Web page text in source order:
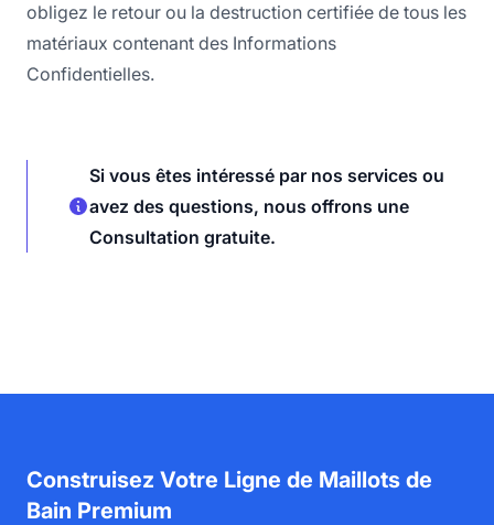
obligez le retour ou la destruction certifiée de tous les
matériaux contenant des Informations
Confidentielles.
Si vous êtes intéressé par nos services ou
avez des questions, nous offrons une
Consultation gratuite.
Construisez Votre Ligne de Maillots de
Bain Premium